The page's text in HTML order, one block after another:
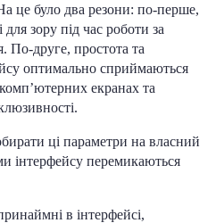
це було два резони: по-перше,
зору під час роботи за
По-друге, простота та
оптимально сприймаються
екранах та
ці параметри на власний
інтерфейсу перемикаються
в інтерфейсі,